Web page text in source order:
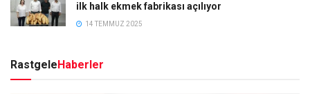
ilk halk ekmek fabrikası açılıyor
14 TEMMUZ 2025
RastgeleHaberler